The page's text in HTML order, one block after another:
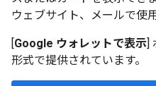
ウェブサイト、メールで使
[Google ウォレットで表示]
形式で提供されています。